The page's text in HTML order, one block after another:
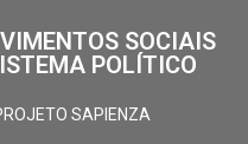
SOCIAIS
POLÍTICO
SAPIENZA